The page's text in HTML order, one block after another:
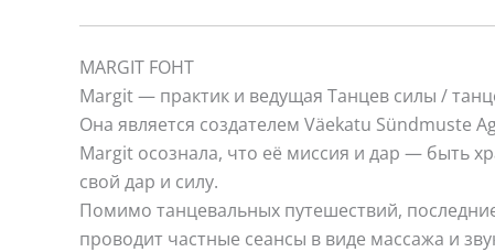
MARGIT FOHT
Margit — практик и ведущая Танцев силы /
Она является создателем Väekatu Sündmuste
Margit осознала, что её миссия и дар — быть
свой дар и силу.
Помимо танцевальных путешествий,
проводит частные сеансы в виде массажа и